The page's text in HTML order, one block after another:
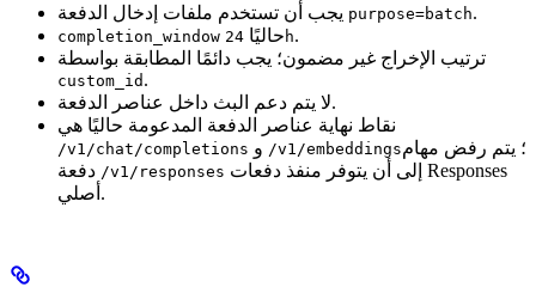
purpose=batch.
completion_window حاليًا 24h.
ترتيب الإخراج غير مضمون؛ يجب دائمًا المطابقة بواسطة
custom_id .
لا يتم دعم البث داخل عناصر الدفعة.
نقاط نهاية عناصر الدفعة المدعومة حاليًا هي
/v1/chat/completions /v1/embeddings؛ يتم رفض مهام
/v1/responses
أصلي.